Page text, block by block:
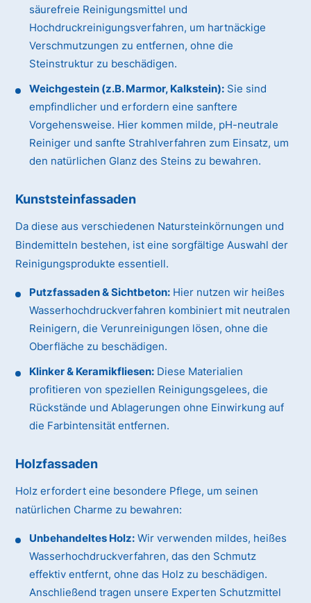
säurefreie Reinigungsmittel und
Hochdruckreinigungsverfahren, um hartnäckige
Verschmutzungen zu entfernen, ohne die
Steinstruktur zu beschädigen.
Weichgestein (z.B. Marmor, Kalkstein): Sie sind
empfindlicher und erfordern eine sanftere
Vorgehensweise. Hier kommen milde, pH-neutrale
Reiniger und sanfte Strahlverfahren zum Einsatz, um
den natürlichen Glanz des Steins zu bewahren.
Kunststeinfassaden
Da diese aus verschiedenen Natursteinkörnungen und
Bindemitteln bestehen, ist eine sorgfältige Auswahl der
Reinigungsprodukte essentiell.
Putzfassaden & Sichtbeton: Hier nutzen wir heißes
Wasserhochdruckverfahren kombiniert mit neutralen
Reinigern, die Verunreinigungen lösen, ohne die
Oberfläche zu beschädigen.
Klinker & Keramikfliesen: Diese Materialien
profitieren von speziellen Reinigungsgelees, die
Rückstände und Ablagerungen ohne Einwirkung auf
die Farbintensität entfernen.
Holzfassaden
Holz erfordert eine besondere Pflege, um seinen
natürlichen Charme zu bewahren:
Unbehandeltes Holz: Wir verwenden mildes, heißes
Wasserhochdruckverfahren, das den Schmutz
effektiv entfernt, ohne das Holz zu beschädigen.
Anschließend tragen unsere Experten Schutzmittel